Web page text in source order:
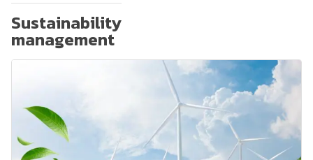
Sustainability
management